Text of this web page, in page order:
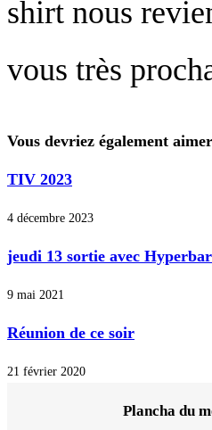
shirt nous
vous très
Vous devriez également aimer
TIV 2023
4 décembre 2023
jeudi 13 sortie avec
9 mai 2021
Réunion de ce soir
21 février 2020
Plancha du